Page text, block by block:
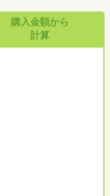
購入金額から
計算